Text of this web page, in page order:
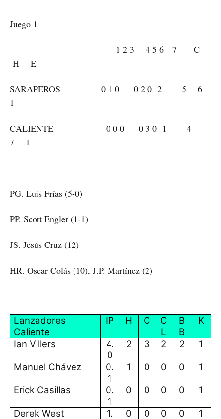
Juego 1
1 2 3 4 5 6 7 C
H E
SARAPEROS 0 1 0 0 2 0 2 5 6
1
CALIENTE 0 0 0 0 3 0 1 4
7 1
PG. Luis Frías (5-0)
PP. Scott Engler (1-1)
JS. Jesús Cruz (12)
HR. Oscar Colás (10), J.P. Martínez (2)
Lanzadores
Caliente
IP H C
C
L
B
B
K
Ian Villers
4.
0
2 3 2 2 1
Manuel Chávez
0.
1
1 0 0 0 1
Erick Casillas
0.
1
0 0 0 0 1
Derek West
1.
0 0 0 0 1